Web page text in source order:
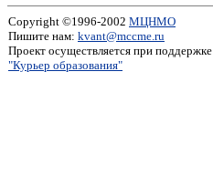
Copyright ©1996-2002 МЦНМО
Пишите нам: kvant@mccme.ru
Проект осуществляется при поддержке
"Курьер образования"